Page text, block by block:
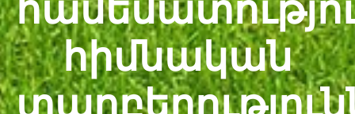
հիմնական